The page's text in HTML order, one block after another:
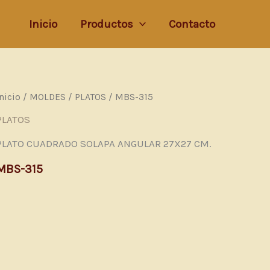
Inicio Productos Contacto
/ MOLDES / PLATOS / MBS-315
CUADRADO SOLAPA ANGULAR 27X27 CM.
315